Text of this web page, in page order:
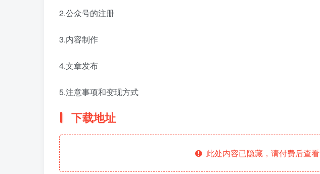
2.公众号的注册
3.内容制作
4.文章发布
5.注意事项和变现方式
下载地址
此处内容已隐藏，请付费后查看